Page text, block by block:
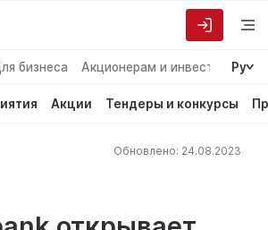
бизнеса Акционерам и инвесторам
Ру
Акции Тендеры и конкурсы
Обновлено: 24.08.2023